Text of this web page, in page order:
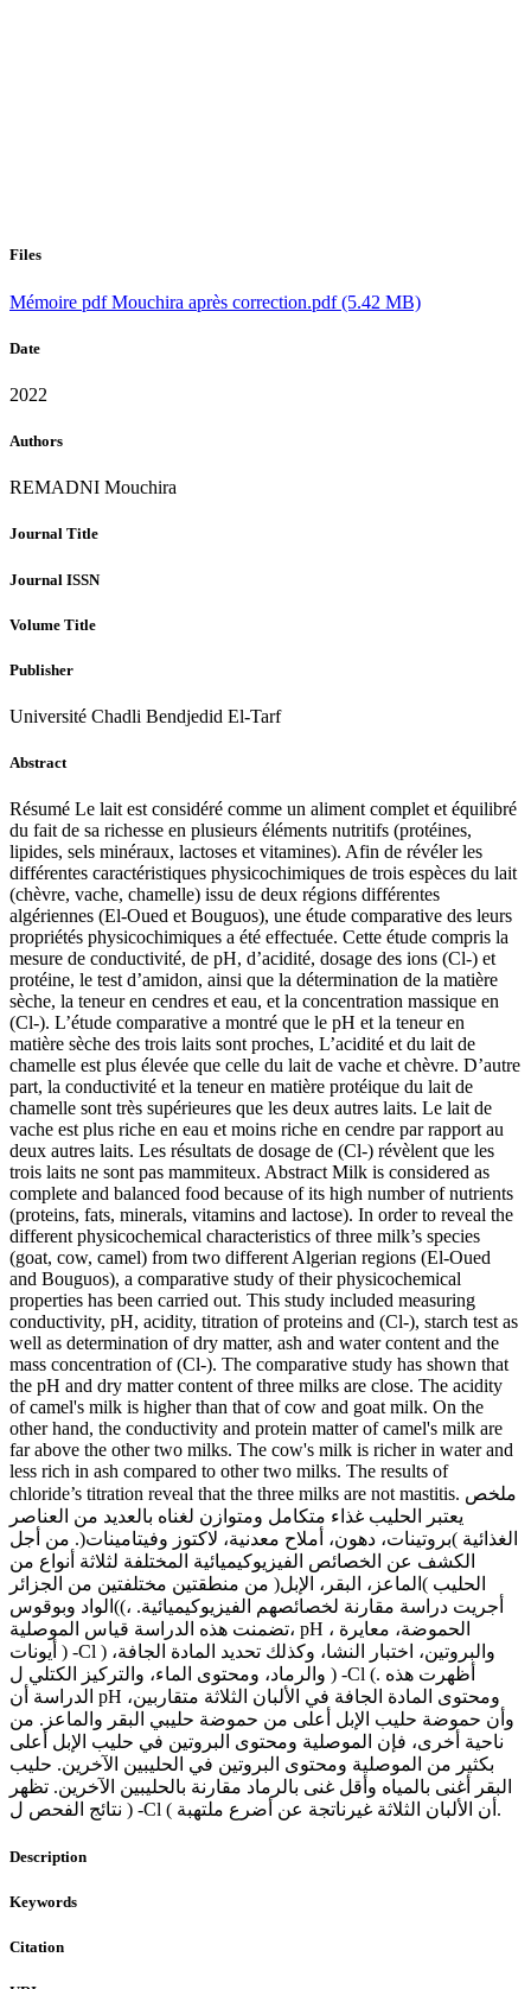
Files
Mémoire pdf Mouchira après correction.pdf (5.42 MB)
Date
2022
Authors
REMADNI Mouchira
Journal Title
Journal ISSN
Volume Title
Publisher
Université Chadli Bendjedid El-Tarf
Abstract
Résumé Le lait est considéré comme un aliment complet et équilibré
du fait de sa richesse en plusieurs éléments nutritifs (protéines,
lipides, sels minéraux, lactoses et vitamines). Afin de révéler les
différentes caractéristiques physicochimiques de trois espèces du lait
(chèvre, vache, chamelle) issu de deux régions différentes
algériennes (El-Oued et Bouguos), une étude comparative des leurs
propriétés physicochimiques a été effectuée. Cette étude compris la
mesure de conductivité, de pH, d’acidité, dosage des ions (Cl-) et
protéine, le test d’amidon, ainsi que la détermination de la matière
sèche, la teneur en cendres et eau, et la concentration massique en
(Cl-). L’étude comparative a montré que le pH et la teneur en
matière sèche des trois laits sont proches, L’acidité et du lait de
chamelle est plus élevée que celle du lait de vache et chèvre. D’autre
part, la conductivité et la teneur en matière protéique du lait de
chamelle sont très supérieures que les deux autres laits. Le lait de
vache est plus riche en eau et moins riche en cendre par rapport au
deux autres laits. Les résultats de dosage de (Cl-) révèlent que les
trois laits ne sont pas mammiteux. Abstract Milk is considered as
complete and balanced food because of its high number of nutrients
(proteins, fats, minerals, vitamins and lactose). In order to reveal the
different physicochemical characteristics of three milk’s species
(goat, cow, camel) from two different Algerian regions (El-Oued
and Bouguos), a comparative study of their physicochemical
properties has been carried out. This study included measuring
conductivity, pH, acidity, titration of proteins and (Cl-), starch test as
well as determination of dry matter, ash and water content and the
mass concentration of (Cl-). The comparative study has shown that
the pH and dry matter content of three milks are close. The acidity
of camel's milk is higher than that of cow and goat milk. On the
other hand, the conductivity and protein matter of camel's milk are
far above the other two milks. The cow's milk is richer in water and
less rich in ash compared to other two milks. The results of
chloride’s titration reveal that the three milks are not mastitis. ملخص
يعتبر الحليب غذاء متكامل ومتوازن لغناه بالعديد من العناصر
الغذائية )بروتينات، دهون، أملاح معدنية، لاكتوز وفيتامينات(. من أجل
الكشف عن الخصائص الفيزيوكيميائية المختلفة لثلاثة أنواع من
الحليب )الماعز، البقر، الإبل( من منطقتين مختلفتين من الجزائر
)الواد وبوقوس(، أجريت دراسة مقارنة لخصائصهم الفيزيوكيميائية.
تضمنت هذه الدراسة قياس الموصلية، pH ، الحموضة، معايرة
أيونات ) -Cl ) والبروتين، اختبار النشا، وكذلك تحديد المادة الجافة،
والرماد، ومحتوى الماء، والتركيز الكتلي ل ) -Cl (. أظهرت هذه
الدراسة أن pH ومحتوى المادة الجافة في الألبان الثلاثة متقاربين،
وأن حموضة حليب الإبل أعلى من حموضة حليبي البقر والماعز. من
ناحية أخرى، فإن الموصلية ومحتوى البروتين في حليب الإبل أعلى
بكثير من الموصلية ومحتوى البروتين في الحليبين الآخرين. حليب
البقر أغنى بالمياه وأقل غنى بالرماد مقارنة بالحليبين الآخرين. تظهر
نتائج الفحص ل ) -Cl ( أن الألبان الثلاثة غيرناتجة عن أضرع ملتهبة.
Description
Keywords
Citation